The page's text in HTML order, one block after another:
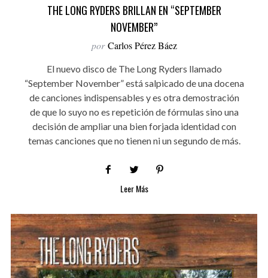
THE LONG RYDERS BRILLAN EN “SEPTEMBER
NOVEMBER”
por Carlos Pérez Báez
El nuevo disco de The Long Ryders llamado
“September November” está salpicado de una docena
de canciones indispensables y es otra demostración
de que lo suyo no es repetición de fórmulas sino una
decisión de ampliar una bien forjada identidad con
temas canciones que no tienen ni un segundo de más.
Leer Más